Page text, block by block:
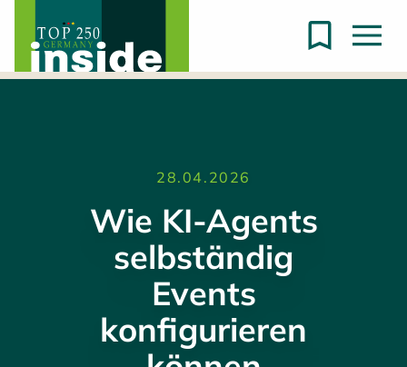
28.04.2026
Wie KI-Agents
selbständig
Events
konfigurieren